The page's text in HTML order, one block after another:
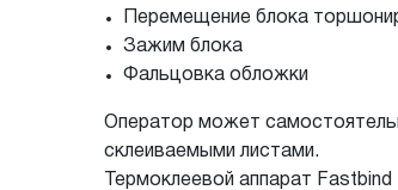
Перемещение блока
Зажим блока
Фальцовка обложки
Оператор может
склеиваемыми листами.
Термоклеевой аппарат